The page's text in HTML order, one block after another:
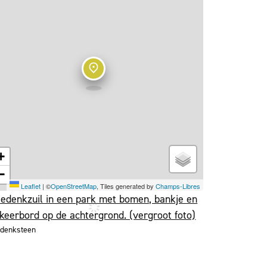
Leaflet | ©OpenStreetMap, Tiles generated by Champs-Libres